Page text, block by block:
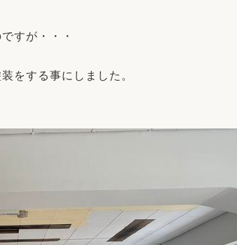
すが・・・
をする事にしました。